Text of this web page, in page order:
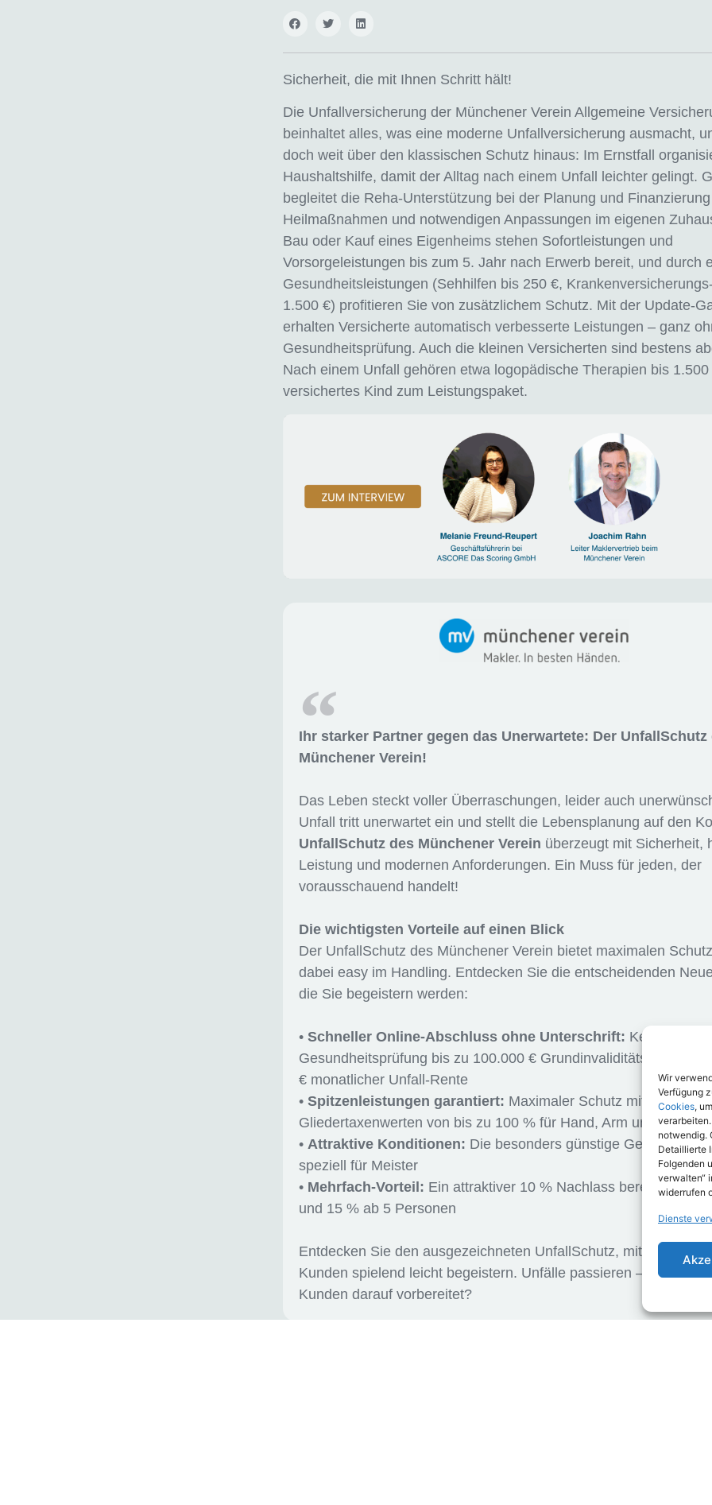
Wir
Verfügung
Cookies,
notwendig.
Detaillierte
Folgenden
verwalten“
widerrufen
Dienste
Sicherheit, die mit Ihnen Schritt hält!
Die Unfallversicherung der Münchener Verein Allgemeine
beinhaltet alles, was eine moderne Unfallversicherung ausmacht,
doch weit über den klassischen Schutz hinaus: Im Ernstfall
Haushaltshilfe, damit der Alltag nach einem Unfall leichter gelingt.
begleitet die Reha-Unterstützung bei der Planung und
Heilmaßnahmen und notwendigen Anpassungen im eigenen
Bau oder Kauf eines Eigenheims stehen Sofortleistungen und
Vorsorgeleistungen bis zum 5. Jahr nach Erwerb bereit, und durch
Gesundheitsleistungen (Sehhilfen bis 250 €,
1.500 €) profitieren Sie von zusätzlichem Schutz. Mit der Update-
erhalten Versicherte automatisch verbesserte Leistungen – ganz
Gesundheitsprüfung. Auch die kleinen Versicherten sind bestens
Nach einem Unfall gehören etwa logopädische Therapien bis
versichertes Kind zum Leistungspaket.
Ihr starker Partner gegen das Unerwartete: Der UnfallSchutz
Münchener Verein!
Das Leben steckt voller Überraschungen, leider auch
Unfall tritt unerwartet ein und stellt die Lebensplanung auf den
UnfallSchutz des Münchener Verein überzeugt mit Sicherheit,
Leistung und modernen Anforderungen. Ein Muss für jeden, der
vorausschauend handelt!
Die wichtigsten Vorteile auf einen Blick
Der UnfallSchutz des Münchener Verein bietet maximalen
dabei easy im Handling. Entdecken Sie die entscheidenden
die Sie begeistern werden:
• Schneller Online-Abschluss ohne Unterschrift: Keine
Gesundheitsprüfung bis zu 100.000 € Grundinvaliditätssumme
€ monatlicher Unfall-Rente
• Spitzenleistungen garantiert: Maximaler Schutz mit
Gliedertaxenwerten von bis zu 100 % für Hand, Arm und Bein
• Attraktive Konditionen: Die besonders günstige
speziell für Meister
• Mehrfach-Vorteil: Ein attraktiver 10 % Nachlass bereits ab 2
und 15 % ab 5 Personen
Entdecken Sie den ausgezeichneten UnfallSchutz, mit dem Sie
Kunden spielend leicht begeistern. Unfälle passieren – sind Sie
Kunden darauf vorbereitet?